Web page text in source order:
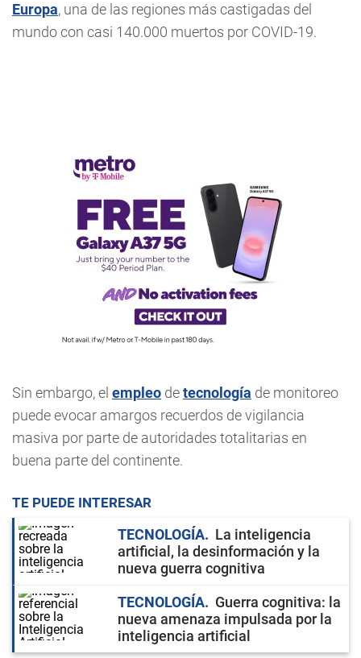
Europa, una de las regiones más castigadas del
mundo con casi 140.000 muertos por COVID-19.
Sin embargo, el empleo detecnología de monitoreo
puede evocar amargos recuerdos de vigilancia
masiva por parte de autoridades totalitarias en
buena parte del continente.
TE PUEDE INTERESAR
TECNOLOGÍA
La inteligencia
artificial, la desinformación y la
nueva guerra cognitiva
TECNOLOGÍA
Guerra cognitiva: la
nueva amenaza impulsada por la
inteligencia artificial